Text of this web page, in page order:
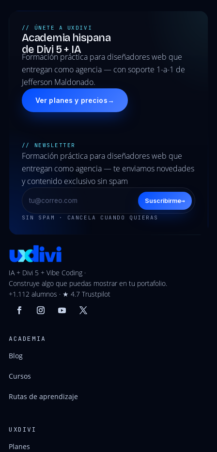
// ÚNETE A UXDIVI
Academia hispana
de Divi 5 + IA
Formación práctica para diseñadores web que
entregan como agencia — con soporte 1-a-1 de
Jefferson Maldonado.
Ver planes y precios→
// NEWSLETTER
Formación práctica para diseñadores web que
entregan como agencia — te enviamos novedades
y contenido exclusivo sin spam
Suscribirme→
SIN SPAM · CANCELA CUANDO QUIERAS
IA + Divi 5 + Vibe Coding ·
Construye algo que puedas mostrar en tu portafolio.
+1.112 alumnos · ★ 4.7 Trustpilot
ACADEMIA
Blog
Cursos
Rutas de aprendizaje
UXDIVI
Planes